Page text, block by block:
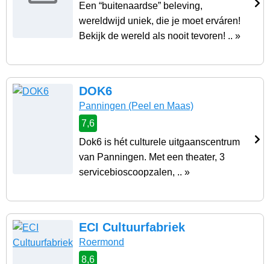
Een “buitenaardse” beleving,
wereldwijd uniek, die je moet erváren!
Bekijk de wereld als nooit tevoren! .. »
DOK6
Panningen (Peel en Maas)
7,6
Dok6 is hét culturele uitgaanscentrum
van Panningen. Met een theater, 3
servicebioscoopzalen, .. »
ECI Cultuurfabriek
Roermond
8,6